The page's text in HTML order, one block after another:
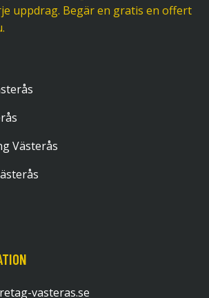
uppdrag. Begär en gratis en offert
Västerås
vasteras.se